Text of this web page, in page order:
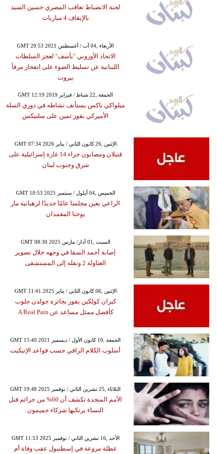
لجنة الانضباط تعاقب المصري حسين السيد
بالإيقاف 4 مباريات
GMT 20:53 2021 الأربعاء ,04 آب / أغسطس
الاتحاد الأوروبي "يأسف" لعجز السلطات
اللبنانية عن تسليط الضوء على انفجار مرفأ
بيروت
GMT 12:19 2019 الجمعة ,22 شباط / فبراير
ميلواكي باكس يستأنف نشاطه في دوري السلة
الأميركي بفوز ثمين على سلتيكس
GMT 07:34 2026 الإثنين ,26 كانون الثاني / يناير
قتيلان ومصابون جراء 14 غارة إسرائيلية على
شرق وجنوب لبنان
GMT 10:53 2025 الخميس ,04 أيلول / سبتمبر
الراعي يعين مجلسا عامًا جديدًا لرهبانية مار
يوحنا المعمدان
GMT 08:30 2025 السبت ,01 آذار/ مارس
إصابة أحمد السقا في وجهه خلال تصوير
العتاولة 2 ونقله إلى المستشفى
GMT 11:41 2025 الإثنين ,06 كانون الثاني / يناير
كيران كولكين يفوز بجائزة جولدن جلوب
كأفضل ممثل مساعد عن A Real Pain
GMT 15:40 2021 الجمعة ,10 كانون الأول / ديسمبر
أسلوب الكلام الراقي حسب قواعد الإتيكيت
GMT 19:48 2025 الثلاثاء ,25 تشرين الثاني / نوفمبر
الأمم المتحدة تكشف أن 60% من جرائم قتل
النساء يرتكبها شركاء حميمون
GMT 11:53 2025 الأحد ,16 تشرين الثاني / نوفمبر
عطلة مروعة في إسطنبول عقب وفاة أم